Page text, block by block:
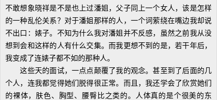
不敢想象晓祥是不是也上过潘姐，父子同上一个女人，该是怎样
的一种乱伦关系？对于潘姐那样的人，一个词萦绕在嘴边我却说
不出口：婊子。不知为什么我对潘姐并不反感，虽然之前我从没
想到会和这样的人有什么交集。而我更想不到的是，若干年后，
我变成了连婊子都不如的那种人。
这些天的面试，一点点颠覆了我的观念。甚至到了后面的几
个人，连我都觉得她们脱得很正常。而且，我还学会了欣赏她们
的裸体，肤色、胸型、腰臀比之类的。人体真的是个很美的东